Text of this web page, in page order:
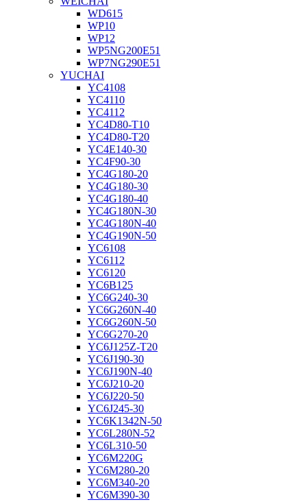
WD615
WP10
WP12
WP5NG200E51
WP7NG290E51
YUCHAI
YC4108
YC4110
YC4112
YC4D80-T10
YC4D80-T20
YC4E140-30
YC4F90-30
YC4G180-20
YC4G180-30
YC4G180-40
YC4G180N-30
YC4G180N-40
YC4G190N-50
YC6108
YC6112
YC6120
YC6B125
YC6G240-30
YC6G260N-40
YC6G260N-50
YC6G270-20
YC6J125Z-T20
YC6J190-30
YC6J190N-40
YC6J210-20
YC6J220-50
YC6J245-30
YC6K1342N-50
YC6L280N-52
YC6L310-50
YC6M220G
YC6M280-20
YC6M340-20
YC6M390-30